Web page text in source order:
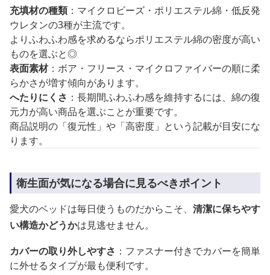
充填材の種類：マイクロビーズ・ポリエステル綿・低反発
ウレタンの3種が主流です。
よりふわふわ感を求めるならポリエステル綿の密度が高い
ものを選ぶと◎
表面素材：ボア・フリース・マイクロファイバーの順に柔
らかさが増す傾向があります。
へたりにくさ ：長期間ふわふわ感を維持するには、綿の復
元力が高い商品を選ぶことが重要です。
商品説明の「復元性」や「高密度」という記載が目安にな
ります。
衛生面が気になる場合に見るべきポイント
愛犬のベッドは毎日使うものだからこそ、 清潔に保ちやす
い構造かどうかは見逃せません。
カバーの取り外しやすさ ：ファスナー付きでカバーを簡単
に外せるタイプが最も便利です。